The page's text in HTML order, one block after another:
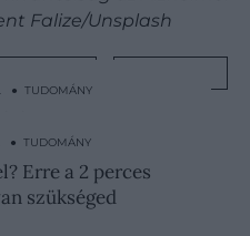
Falize/Unsplash
● TUDOMÁNY
a mikróban – és
ki…
● TUDOMÁNY
Erre a 2 perces
szükséged